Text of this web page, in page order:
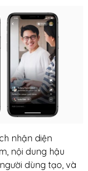
nhận diện
nội dung hậu
dùng tạo, và